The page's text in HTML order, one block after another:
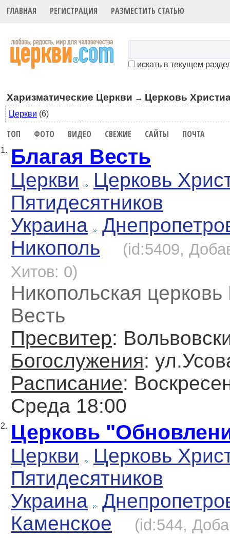
ГЛАВНАЯ РЕГИСТРАЦИЯ РАЗМЕСТИТЬ СТАТЬЮ
искать в текущем
Харизматические Церкви → Церковь
Церкви (6)
ТОП ФОТО ВИДЕО СВЕЖИЕ САЙТЫ ПОЧТА
1. Благая Весть
Церкви
Церковь
Пятидесятников
Украина
Никополь
(id:5409,
Хитов: 0)
Никопольская церковь
Весть
Пресвитер:
Богослужения:
Расписание:
Среда 18:00
2. Церковь
Церкви
Церковь
Пятидесятников
Украина
Каменское
(id:544,